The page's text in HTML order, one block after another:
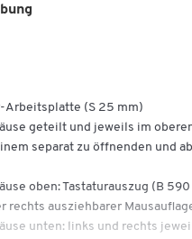
Arbeitsplatte (S 25 mm)
geteilt und jeweils im
separat zu öffnenden und
oben: Tastaturauszug (B 590
rechts ausziehbarer
unten: links und rechts